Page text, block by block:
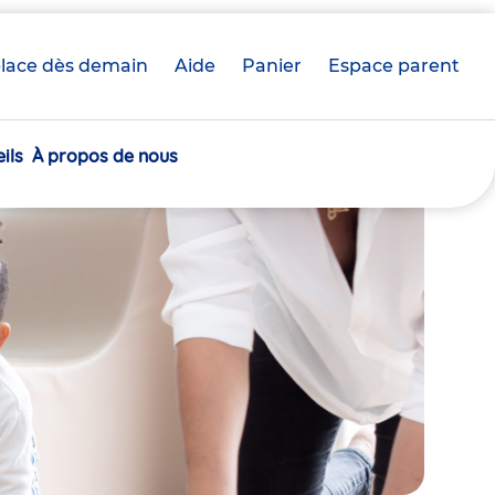
dès demain Aide Panier crèche(s)
Espace parent
À propos de nous